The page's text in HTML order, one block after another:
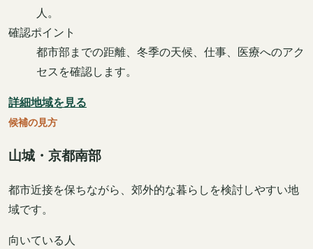
人。
確認ポイント
都市部までの距離、冬季の天候、仕事、医療へのアク
セスを確認します。
詳細地域を見る
候補の見方
山城・京都南部
都市近接を保ちながら、郊外的な暮らしを検討しやすい地
域です。
向いている人